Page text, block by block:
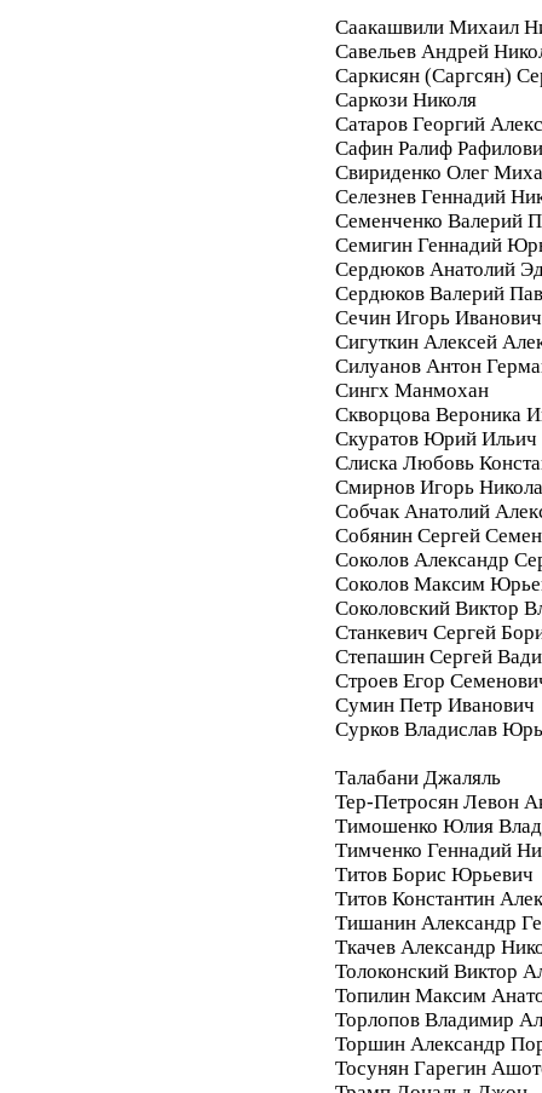
Саакашвили Михаил
Савельев Андрей
Саркисян (Саргсян)
Саркози Николя
Сатаров Георгий
Сафин Ралиф
Свириденко Олег
Селезнев Геннадий
Семенченко Валерий
Семигин Геннадий
Сердюков Анатолий
Сердюков Валерий
Сечин Игорь Иванович
Сигуткин Алексей
Силуанов Антон
Сингх Манмохан
Скворцова Вероника
Скуратов Юрий Ильич
Слиска Любовь
Смирнов Игорь
Собчак Анатолий
Собянин Сергей
Соколов Александр
Соколов Максим
Соколовский Виктор
Станкевич Сергей
Степашин Сергей
Строев Егор
Сумин Петр Иванович
Сурков Владислав
Талабани Джаляль
Тер-Петросян Левон
Тимошенко Юлия
Тимченко Геннадий
Титов Борис Юрьевич
Титов Константин
Тишанин Александр
Ткачев Александр
Толоконский Виктор
Топилин Максим
Торлопов Владимир
Торшин Александр
Тосунян Гарегин